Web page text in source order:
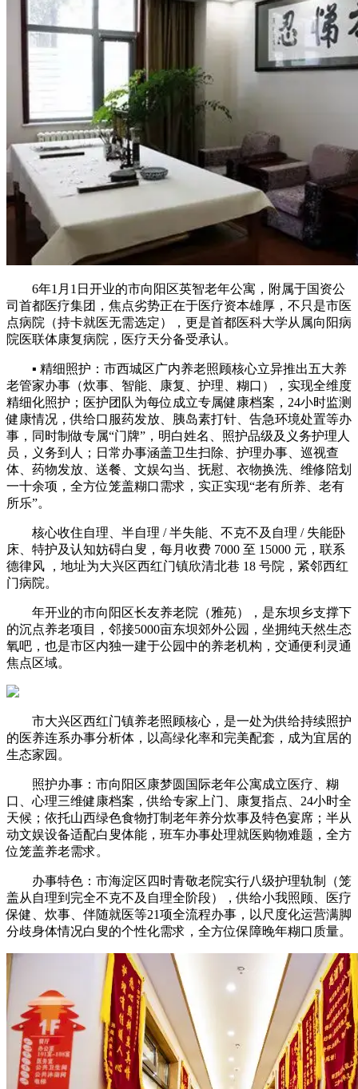
6年1月1日开业的市向阳区英智老年公寓，附属于国资公
司首都医疗集团，焦点劣势正在于医疗资本雄厚，不只是市医
点病院（持卡就医无需选定），更是首都医科大学从属向阳病
院医联体康复病院，医疗天分备受承认。
▪ 精细照护：市西城区广内养老照顾核心立异推出五大养
老管家办事（炊事、智能、康复、护理、糊口），实现全维度
精细化照护；医护团队为每位成立专属健康档案，24小时监测
健康情况，供给口服药发放、胰岛素打针、告急环境处置等办
事，同时制做专属“门牌”，明白姓名、照护品级及义务护理人
员，义务到人；日常办事涵盖卫生扫除、护理办事、巡视查
体、药物发放、送餐、文娱勾当、抚慰、衣物换洗、维修陪划
一十余项，全方位笼盖糊口需求，实正实现“老有所养、老有
所乐”。
核心收住自理、半自理 / 半失能、不克不及自理 / 失能卧
床、特护及认知妨碍白叟，每月收费 7000 至 15000 元，联系
德律风 ，地址为大兴区西红门镇欣清北巷 18 号院，紧邻西红
门病院。
年开业的市向阳区长友养老院（雅苑），是东坝乡支撑下
的沉点养老项目，邻接5000亩东坝郊外公园，坐拥纯天然生态
氧吧，也是市区内独一建于公园中的养老机构，交通便利灵通
焦点区域。
市大兴区西红门镇养老照顾核心，是一处为供给持续照护
的医养连系办事分析体，以高绿化率和完美配套，成为宜居的
生态家园。
照护办事：市向阳区康梦圆国际老年公寓成立医疗、糊
口、心理三维健康档案，供给专家上门、康复指点、24小时全
天候；依托山西绿色食物打制老年养分炊事及特色宴席；半从
动文娱设备适配白叟体能，班车办事处理就医购物难题，全方
位笼盖养老需求。
办事特色：市海淀区四时青敬老院实行八级护理轨制（笼
盖从自理到完全不克不及自理全阶段），供给小我照顾、医疗
保健、炊事、伴随就医等21项全流程办事，以尺度化运营满脚
分歧身体情况白叟的个性化需求，全方位保障晚年糊口质量。